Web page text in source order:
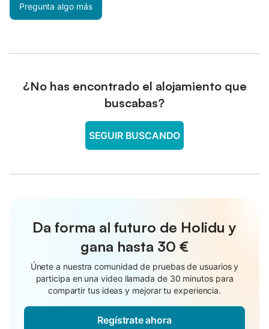
Pregunta algo más
¿No has encontrado el alojamiento que
buscabas?
SEGUIR BUSCANDO
Da forma al futuro de Holidu y
gana hasta 30 €
Únete a nuestra comunidad de pruebas de usuarios y
participa en una video llamada de 30 minutos para
compartir tus ideas y mejorar tu experiencia.
Regístrate ahora